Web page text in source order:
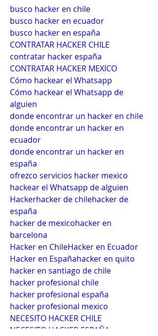
busco hacker en chile
busco hacker en ecuador
busco hacker en españa
CONTRATAR HACKER CHILE
contratar hacker españa
CONTRATAR HACKER MEXICO
Cómo hackear el Whatsapp
Cómo hackear el Whatsapp de
alguien
donde encontrar un hacker en chile
donde encontrar un hacker en
ecuador
donde encontrar un hacker en
españa
ofrezco servicios hacker mexico
hackear el Whatsapp de alguien
Hackerhacker de chilehacker de
españa
hacker de mexicohacker en
barcelona
Hacker en ChileHacker en Ecuador
Hacker en Españahacker en quito
hacker en santiago de chile
hacker profesional chile
hacker profesional españa
hacker profesional mexico
NECESITO HACKER CHILE
NECESITO HACKER ESPAÑA